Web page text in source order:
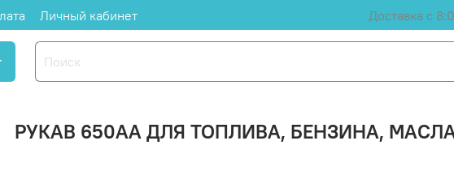
Личный кабинет Доставка с
РУКАВ 650АА ДЛЯ ТОПЛИВА, БЕНЗИНА,